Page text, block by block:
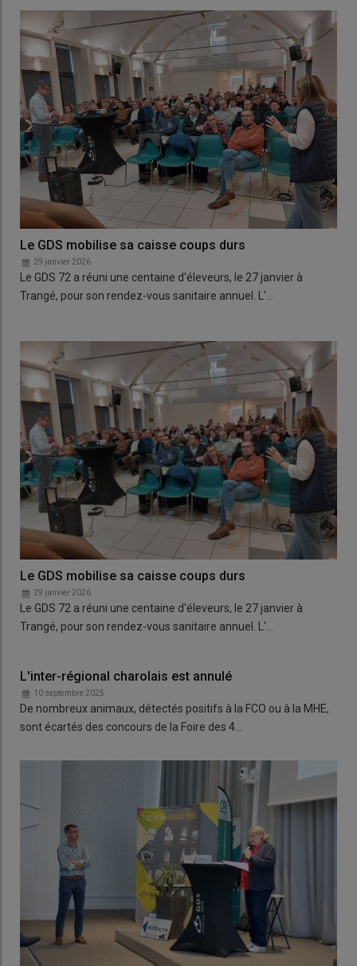
Le GDS mobilise sa caisse coups durs
29 janvier 2026
Le GDS 72 a réuni une centaine d'éleveurs, le 27 janvier à
Trangé, pour son rendez-vous sanitaire annuel. L'…
Le GDS mobilise sa caisse coups durs
29 janvier 2026
Le GDS 72 a réuni une centaine d'éleveurs, le 27 janvier à
Trangé, pour son rendez-vous sanitaire annuel. L'…
L'inter-régional charolais est annulé
10 septembre 2025
De nombreux animaux, détectés positifs à la FCO ou à la MHE,
sont écartés des concours de la Foire des 4…